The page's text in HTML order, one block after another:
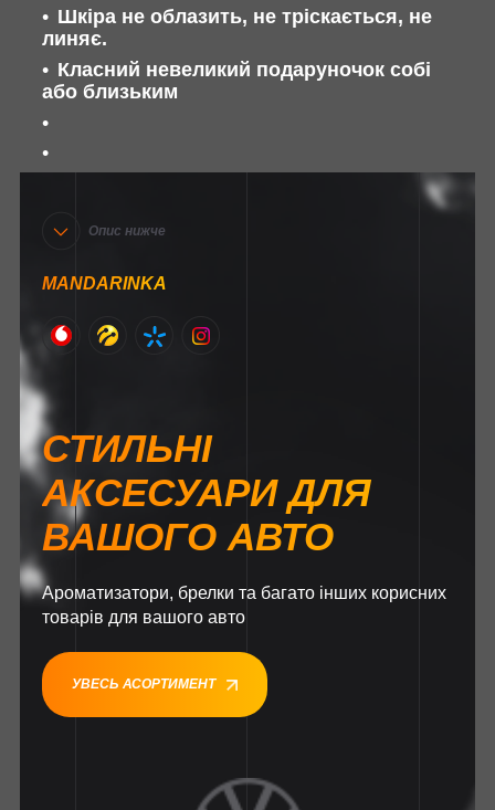
Шкіра не облазить, не тріскається, не
линяє.
Класний невеликий подаруночок собі
або близьким
Опис нижче
MANDARINKA
СТИЛЬНІ
АКСЕСУАРИ ДЛЯ
ВАШОГО АВТО
Ароматизатори, брелки та багато інших корисних
товарів для вашого авто
УВЕСЬ АСОРТИМЕНТ